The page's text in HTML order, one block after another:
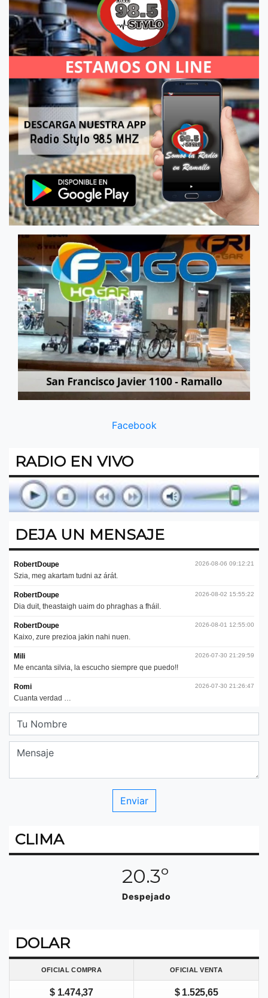
Facebook
RADIO EN VIVO
DEJA UN MENSAJE
CLIMA
20.3º
Despejado
DOLAR
OFICIAL COMPRA OFICIAL VENTA
$ 1.474,37 $ 1.525,65